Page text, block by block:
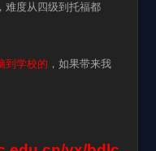
难度从四级到托福都
到学校的 ，如果带来我